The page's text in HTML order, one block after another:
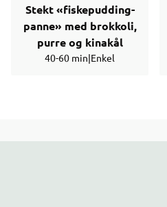
Stekt «fiskepudding-
panne» med brokkoli,
purre og kinakål
40-60 min|Enkel